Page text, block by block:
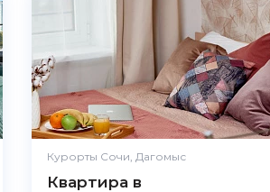
Курорты Сочи, Дагомыс
Квартира в